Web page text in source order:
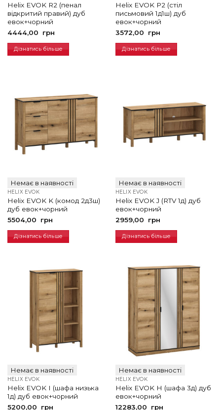
Helix EVOK R2 (пенал
відкритий правий) дуб
евок+чорний
4444,00
грн
Дізнатись більше
Helix EVOK P2 (стіл
письмовий 1д1ш) дуб
евок+чорний
3572,00
грн
Дізнатись більше
Немає в наявності
HELIX EVOK
Helix EVOK K (комод 2д3ш)
дуб евок+чорний
5504,00
грн
Дізнатись більше
Немає в наявності
HELIX EVOK
Helix EVOK J (RTV 1д) дуб
евок+чорний
2959,00
грн
Дізнатись більше
Немає в наявності
HELIX EVOK
Helix EVOK I (шафа низька
1д) дуб евок+чорний
5200,00
грн
Немає в наявності
HELIX EVOK
Helix EVOK H (шафа 3д) дуб
евок+чорний
12283,00
грн